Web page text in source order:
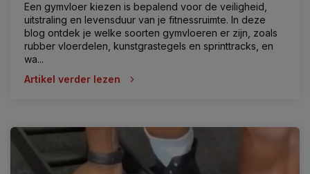
Een gymvloer kiezen is bepalend voor de veiligheid,
uitstraling en levensduur van je fitnessruimte. In deze
blog ontdek je welke soorten gymvloeren er zijn, zoals
rubber vloerdelen, kunstgrastegels en sprinttracks, en
wa...
Artikel verder lezen